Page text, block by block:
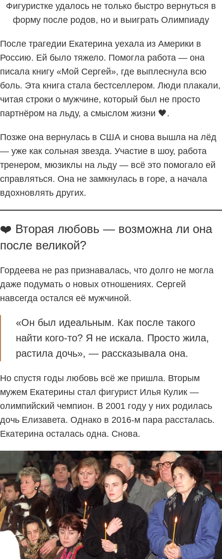
Фигуристке удалось не только быстро вернуться в
форму после родов, но и выиграть Олимпиаду
После трагедии Екатерина уехала из Америки в
Россию. Ей было тяжело. Помогла работа — она
писала книгу «Мой Сергей», где выплеснула всю
боль. Эта книга стала бестселлером. Люди плакали,
читая строки о мужчине, который был не просто
партнёром на льду, а смыслом жизни 🖤.
Позже она вернулась в США и снова вышла на лёд
— уже как сольная звезда. Участие в шоу, работа
тренером, мюзиклы на льду — всё это помогало ей
справляться. Она не замкнулась в горе, а начала
вдохновлять других.
❤️ Вторая любовь — возможна ли она
после великой?
Гордеева не раз признавалась, что долго не могла
даже подумать о новых отношениях. Сергей
навсегда остался её мужчиной.
«Он был идеальным. Как после такого
найти кого-то? Я не искала. Просто жила,
растила дочь», — рассказывала она.
Но спустя годы любовь всё же пришла. Вторым
мужем Екатерины стал фигурист Илья Кулик —
олимпийский чемпион. В 2001 году у них родилась
дочь Елизавета. Однако в 2016-м пара рассталась.
Екатерина осталась одна. Снова.